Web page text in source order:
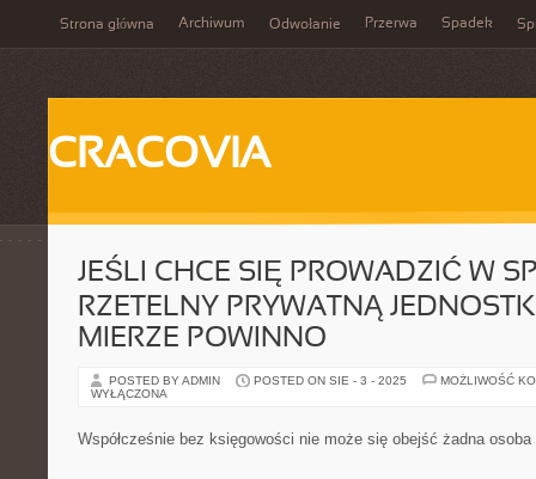
Strona główna Archiwum Odwołanie Przerwa Spadek
CRACOVIA
JEŚLI CHCE SIĘ PROWADZIĆ W
RZETELNY PRYWATNĄ
MIERZE POWINNO
POSTED BY ADMIN POSTED ON SIE - 3 - 2025
MOŻLIWOŚĆ
WYŁĄCZONA
Współcześnie bez księgowości nie może się obejść żadna osoba